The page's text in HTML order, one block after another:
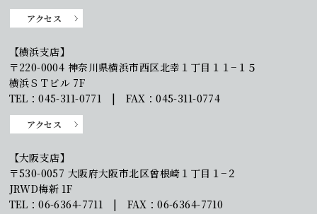
アクセス
【横浜支店】
〒220-0004 神奈川県横浜市西区北幸１丁目１１−１５
横浜ＳＴビル 7F
TEL：045-311-0771 | FAX：045-311-0774
アクセス
【大阪支店】
〒530-0057 大阪府大阪市北区曾根崎１丁目１−２
JRWD梅新 1F
TEL：06-6364-7711 | FAX：06-6364-7710